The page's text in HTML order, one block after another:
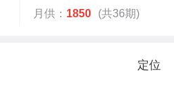
月供： 1850 (共36期)
定位